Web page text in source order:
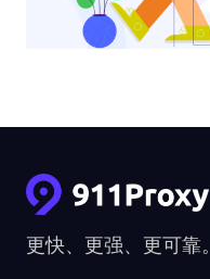
更快、更强、更可靠。